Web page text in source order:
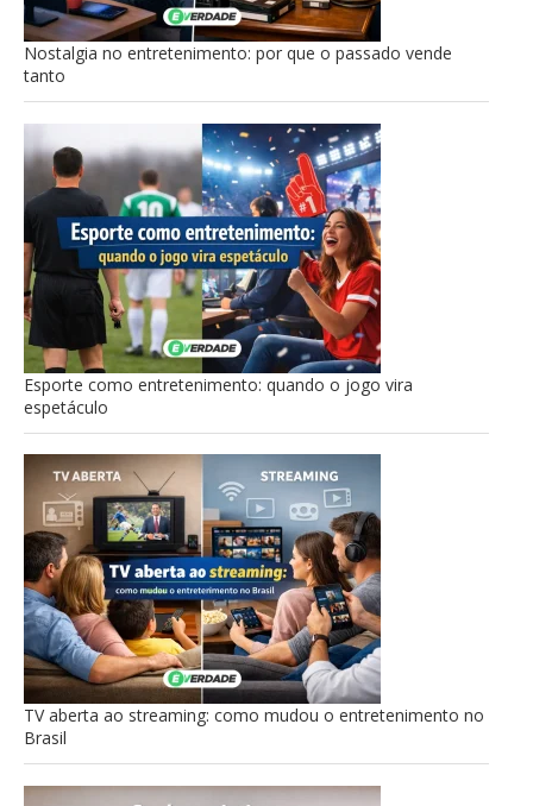
Nostalgia no entretenimento: por que o passado vende
tanto
Esporte como entretenimento: quando o jogo vira
espetáculo
TV aberta ao streaming: como mudou o entretenimento no
Brasil